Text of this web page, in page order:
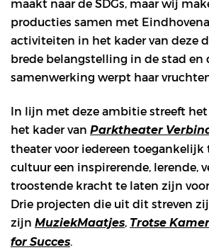
maakt naar de SDGs, maar wij
producties samen met
activiteiten in het kader van deze
brede belangstelling in de stad en
samenwerking werpt haar
In lijn met deze ambitie streeft
het kader van Parktheater
theater voor iedereen toegankelijk
cultuur een inspirerende, lerende,
troostende kracht te laten zijn
Drie projecten die uit dit streven
zijn MuziekMaatjes, Trotse
for Succes.